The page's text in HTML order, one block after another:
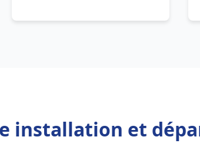
installation et